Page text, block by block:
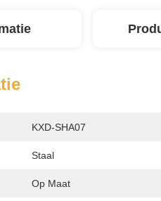
KXD-SHA07
Staal
Op Maat